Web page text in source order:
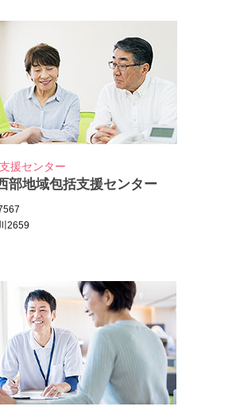
援センター
部地域包括支援センター
2659